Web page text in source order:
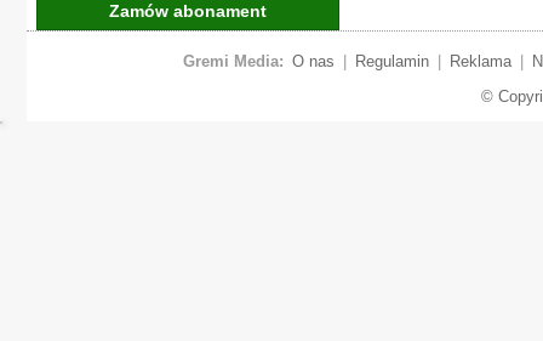
Zamów abonament
Gremi Media: O nas Regulamin Reklama
©